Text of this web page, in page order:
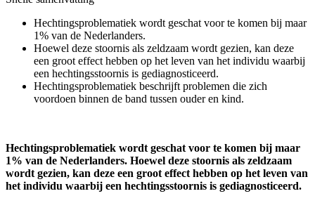
Hechtingsproblematiek wordt geschat voor te komen bij maar
1% van de Nederlanders.
Hoewel deze stoornis als zeldzaam wordt gezien, kan deze
een groot effect hebben op het leven van het individu waarbij
een hechtingsstoornis is gediagnosticeerd.
Hechtingsproblematiek beschrijft problemen die zich
voordoen binnen de band tussen ouder en kind.
Hechtingsproblematiek wordt geschat voor te komen bij maar
1% van de Nederlanders. Hoewel deze stoornis als zeldzaam
wordt gezien, kan deze een groot effect hebben op het leven van
het individu waarbij een hechtingsstoornis is gediagnosticeerd.